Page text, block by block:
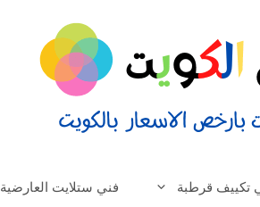
تكييف قرطبة فني ستلايت العارضية